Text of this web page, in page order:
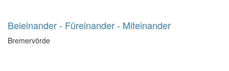
Beieinander - Füreinander - Miteinander
Bremervörde